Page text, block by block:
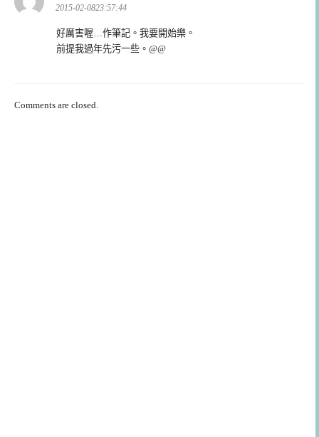
示:
2015-02-0823:57:44
好厲害喔…作筆記。我要開始樂。
前提我過年先污一些。@@
Comments are closed.